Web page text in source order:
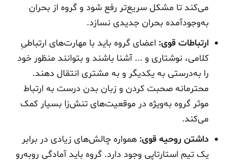
می‌کند تا مشکل سریع‌تر رفع شود و گروه از بحران
به‌وجودآمده بحران جدیدی نسازد.
ارتباطات قوی: اعضای گروه باید با مهارت‌های ارتباطیِ
کلامی، نوشتاری و ... آشنا باشند و بتوانند منظور خود
را به‌درستی به یکدیگر و به مشتری انتقال دهند.
محترمانه صحبت کردن و زبان بدن درست به ارتباط
موثر گروه به‌ویژه در موقعیت‌های تنش‌زا بسیار کمک
می‌کند.
داشتن روحیه قوی: همواره چالش‌های زیادی در برابر
یک تیم استارتاپی وجود دارد. گروه باید آمادگی روبه‌رو